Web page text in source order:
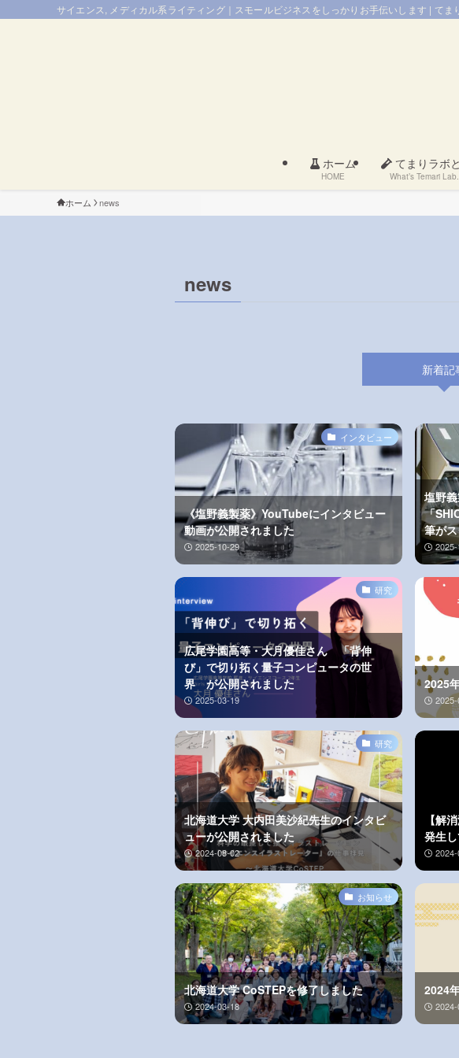
サイエンス, メディカル系ライティング｜スモールビジネスをしっかりお手伝いします | てま
ホーム
HOME
てまりラボ
What’s Temari
ホーム news
news
新着記
インタビュー
《塩野義製薬》YouTubeにインタビュー
動画が公開されました
2025-10-29
塩野
「
筆が
研究
広尾学園高等・大月優佳さん 「背伸
び」で切り拓く量子コンピュータの世
界 が公開されました
2025-03-19
2025
研究
北海道大学 大内田美沙紀先生のインタビ
ューが公開されました
2024-08-02
【解
発生
お知らせ
北海道大学 CoSTEPを修了しました
2024-03-18
2024